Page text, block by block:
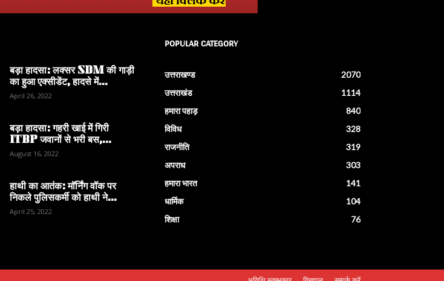
बड़ा हादसा: लक्सर SDM की गाड़ी
का हुआ एक्सीडेंट, हादसे में...
April 26, 2022
बड़ा हादसा: गहरी खाई में गिरी
ITBP जवानों से भरी बस,...
August 16, 2022
हाथी का आतंक: मॉर्निंग वॉक पर
निकले पुलिसकर्मी को हाथी ने...
April 25, 2022
POPULAR CATEGORY
उत्तराखण्ड
2070
उत्तराखंड
1114
हमारा पहाड़
840
विविध
328
राजनीति
319
अपराध
303
हमारा भारत
141
धार्मिक
104
शिक्षा
76